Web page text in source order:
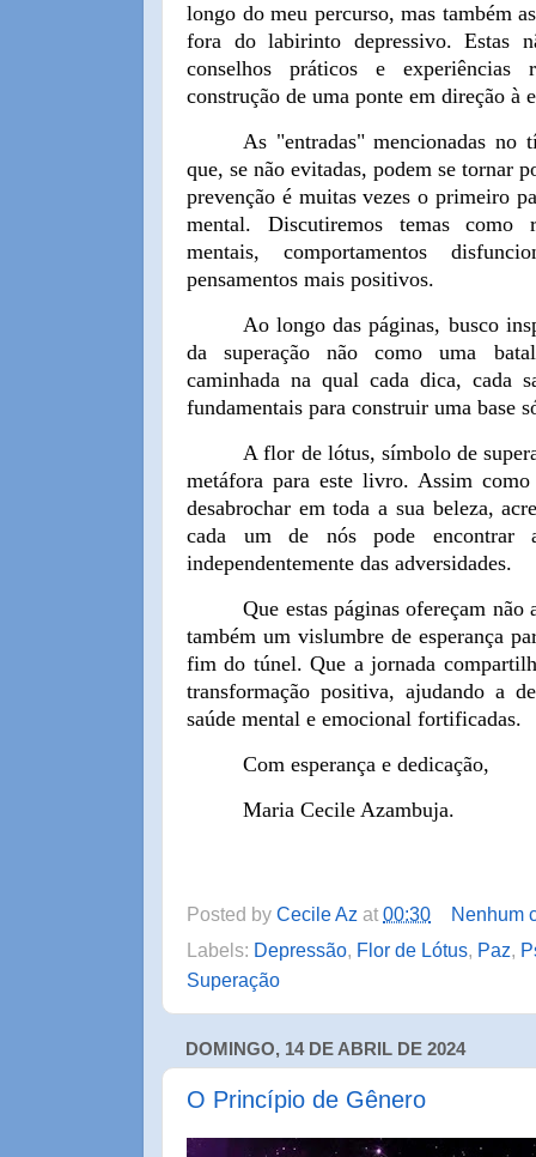
longo do meu percurso, mas também
fora do labirinto depressivo. Estas
conselhos práticos e
construção de uma ponte em direção à
As "entradas" mencionadas no
que, se não evitadas, podem se tornar
prevenção é muitas vezes o primeiro
mental. Discutiremos temas como
mentais, comportamentos
pensamentos mais positivos.
Ao longo das páginas, busco
da superação não como uma
caminhada na qual cada dica, cada
fundamentais para construir uma base
A flor de lótus, símbolo de
metáfora para este livro. Assim
desabrochar em toda a sua beleza,
cada um de nós pode
independentemente das adversidades.
Que estas páginas ofereçam não
também um vislumbre de esperança
fim do túnel. Que a jornada
transformação positiva, ajudando a
saúde mental e emocional fortificadas.
Com esperança e dedicação,
Maria Cecile Azambuja.
Posted by Cecile Az at 00:30
Nenhum
Labels: Depressão, Flor de Lótus, Paz,
Superação
DOMINGO, 14 DE ABRIL DE 2024
O Princípio de Gênero